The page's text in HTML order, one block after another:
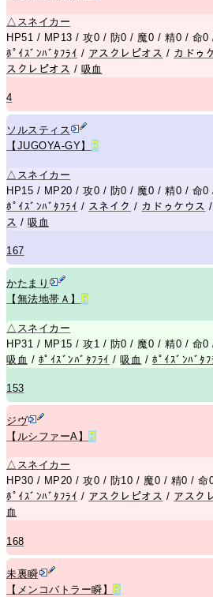
△ スネイカー
HP51 / MP13 / 攻0 / 防0 / 魔0 / 精0 / 命0
ﾎﾟｲｽﾞﾝﾊﾞﾀﾌﾗｲ / アスクレピオス / カドゥ
スクレピオス / 吸血
4
ソルスティス
【JUGOYA-GY】
R
△ スネイカー
HP15 / MP20 / 攻0 / 防0 / 魔0 / 精0 / 命0
ﾎﾟｲｽﾞﾝﾊﾞﾀﾌﾗｲ / スネイク / カドゥケウス /
ス /吸血
167
かたまり
【無法地帯Ａ】
R
△ スネイカー
HP31 / MP15 / 攻1 / 防0 / 魔0 / 精0 / 命0
吸血 / ﾎﾟｲｽﾞﾝﾊﾞﾀﾌﾗｲ /吸血 /ﾎﾟｲｽﾞﾝﾊﾞﾀﾌ
153
ジヴ
【ルシファーA】
R
△ スネイカー
HP30 / MP20 / 攻0 / 防10 / 魔0 / 精0 / 命
ﾎﾟｲｽﾞﾝﾊﾞﾀﾌﾗｲ / アスクレピオス / アスク
血
168
未裏瞬
【メンコバトラー瞬】
R